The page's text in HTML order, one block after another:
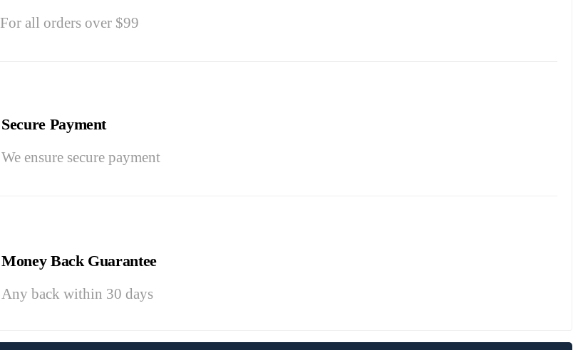
For all orders over $99
Secure Payment
We ensure secure payment
Money Back Guarantee
Any back within 30 days